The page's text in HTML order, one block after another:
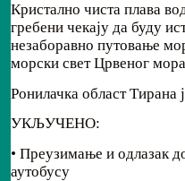
Кристално чиста плава
гребени чекају да буду
незаборавно путовање
морски свет Црвеног
Ронилачка област Тирана
УКЉУЧЕНО:
• Преузимање и одлазак
аутобусу